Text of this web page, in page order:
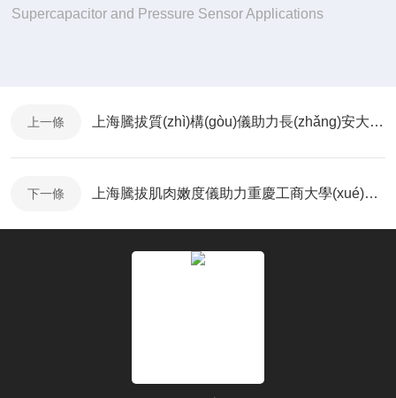
Supercapacitor and Pressure Sensor Applications
上一條 上海騰拔質(zhì)構(gòu)儀助力長(zhǎng)安大學(xué)發(fā)表可控水釋放凝膠珠的國(guó)際期刊論文
下一條 上海騰拔肌肉嫩度儀助力重慶工商大學(xué)發(fā)表論文